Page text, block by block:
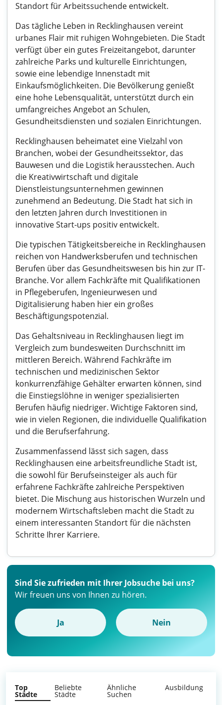
Standort für Arbeitssuchende entwickelt.
Das tägliche Leben in Recklinghausen vereint
urbanes Flair mit ruhigen Wohngebieten. Die Stadt
verfügt über ein gutes Freizeitangebot, darunter
zahlreiche Parks und kulturelle Einrichtungen,
sowie eine lebendige Innenstadt mit
Einkaufsmöglichkeiten. Die Bevölkerung genießt
eine hohe Lebensqualität, unterstützt durch ein
umfangreiches Angebot an Schulen,
Gesundheitsdiensten und sozialen Einrichtungen.
Recklinghausen beheimatet eine Vielzahl von
Branchen, wobei der Gesundheitssektor, das
Bauwesen und die Logistik herausstechen. Auch
die Kreativwirtschaft und digitale
Dienstleistungsunternehmen gewinnen
zunehmend an Bedeutung. Die Stadt hat sich in
den letzten Jahren durch Investitionen in
innovative Start-ups positiv entwickelt.
Die typischen Tätigkeitsbereiche in Recklinghausen
reichen von Handwerksberufen und technischen
Berufen über das Gesundheitswesen bis hin zur IT-
Branche. Vor allem Fachkräfte mit Qualifikationen
in Pflegeberufen, Ingenieurwesen und
Digitalisierung haben hier ein großes
Beschäftigungspotenzial.
Das Gehaltsniveau in Recklinghausen liegt im
Vergleich zum bundesweiten Durchschnitt im
mittleren Bereich. Während Fachkräfte im
technischen und medizinischen Sektor
konkurrenzfähige Gehälter erwarten können, sind
die Einstiegslöhne in weniger spezialisierten
Berufen häufig niedriger. Wichtige Faktoren sind,
wie in vielen Regionen, die individuelle Qualifikation
und die Berufserfahrung.
Zusammenfassend lässt sich sagen, dass
Recklinghausen eine arbeitsfreundliche Stadt ist,
die sowohl für Berufseinsteiger als auch für
erfahrene Fachkräfte zahlreiche Perspektiven
bietet. Die Mischung aus historischen Wurzeln und
modernem Wirtschaftsleben macht die Stadt zu
einem interessanten Standort für die nächsten
Schritte Ihrer Karriere.
Sind Sie zufrieden mit Ihrer Jobsuche bei uns?
Wir freuen uns von Ihnen zu hören.
Ja Nein
Top
Städte
Beliebte
Städte
Ähnliche
Suchen
Ausbildung